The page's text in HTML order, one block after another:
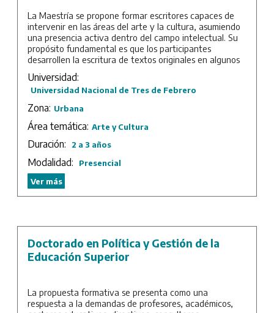
La Maestría se propone formar escritores capaces de
intervenir en las áreas del arte y la cultura, asumiendo
una presencia activa dentro del campo intelectual. Su
propósito fundamental es que los participantes
desarrollen la escritura de textos originales en algunos
de los géneros principales de la actividad literaria
contemporánea, al tiempo que asimilan conocimientos y
competencias críticas sobre los problemas generales de
la literatura de diferentes épocas y de otras disciplinas
artísticas donde la dimensión literaria puede ser
relevante.
Se procura, en este sentido, que el maestrando
conozca tanto la tradición literaria como las actuales
manifestaciones de la literatura, los elementos que
conforman los distintos usos del lenguaje y de otras
disciplinas artísticas afines, todo lo cual conducirá a los
Universidad:
Universidad Nacional de Tres de Febrero
Zona: Urbana
Área temática: Arte y Cultura
Duración: 2 a 3 años
Modalidad:
Presencial
Ver más
Doctorado en Política y Gestión de la
Educación Superior
La propuesta formativa se presenta como una
respuesta a la demandas de profesores, académicos,